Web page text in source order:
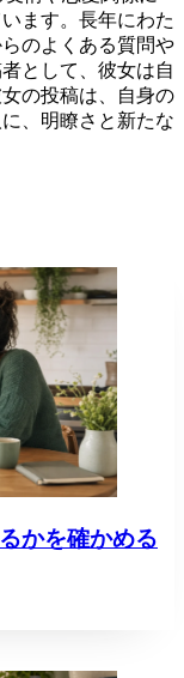
ます。長年にわた
のよくある質問や
として、彼女は自
の投稿は、自身の
、明瞭さと新たな
かを確かめる